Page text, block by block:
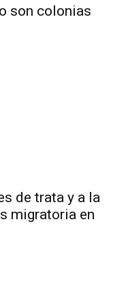
son colonias
de trata y a la
migratoria en